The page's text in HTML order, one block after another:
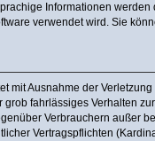
Informationen
verwendet wird. Sie
mit Ausnahme der
grob fahrlässiges Verhalten
Verbrauchern außer
Vertragspflichten